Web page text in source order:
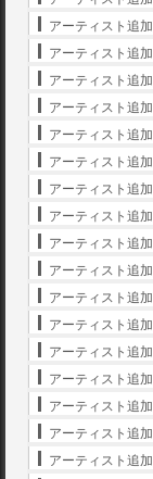
アーティスト追加
アーティスト追加
アーティスト追加
アーティスト追加
アーティスト追加
アーティスト追加
アーティスト追加
アーティスト追加
アーティスト追加
アーティスト追加
アーティスト追加
アーティスト追加
アーティスト追加
アーティスト追加
アーティスト追加
アーティスト追加
アーティスト追加